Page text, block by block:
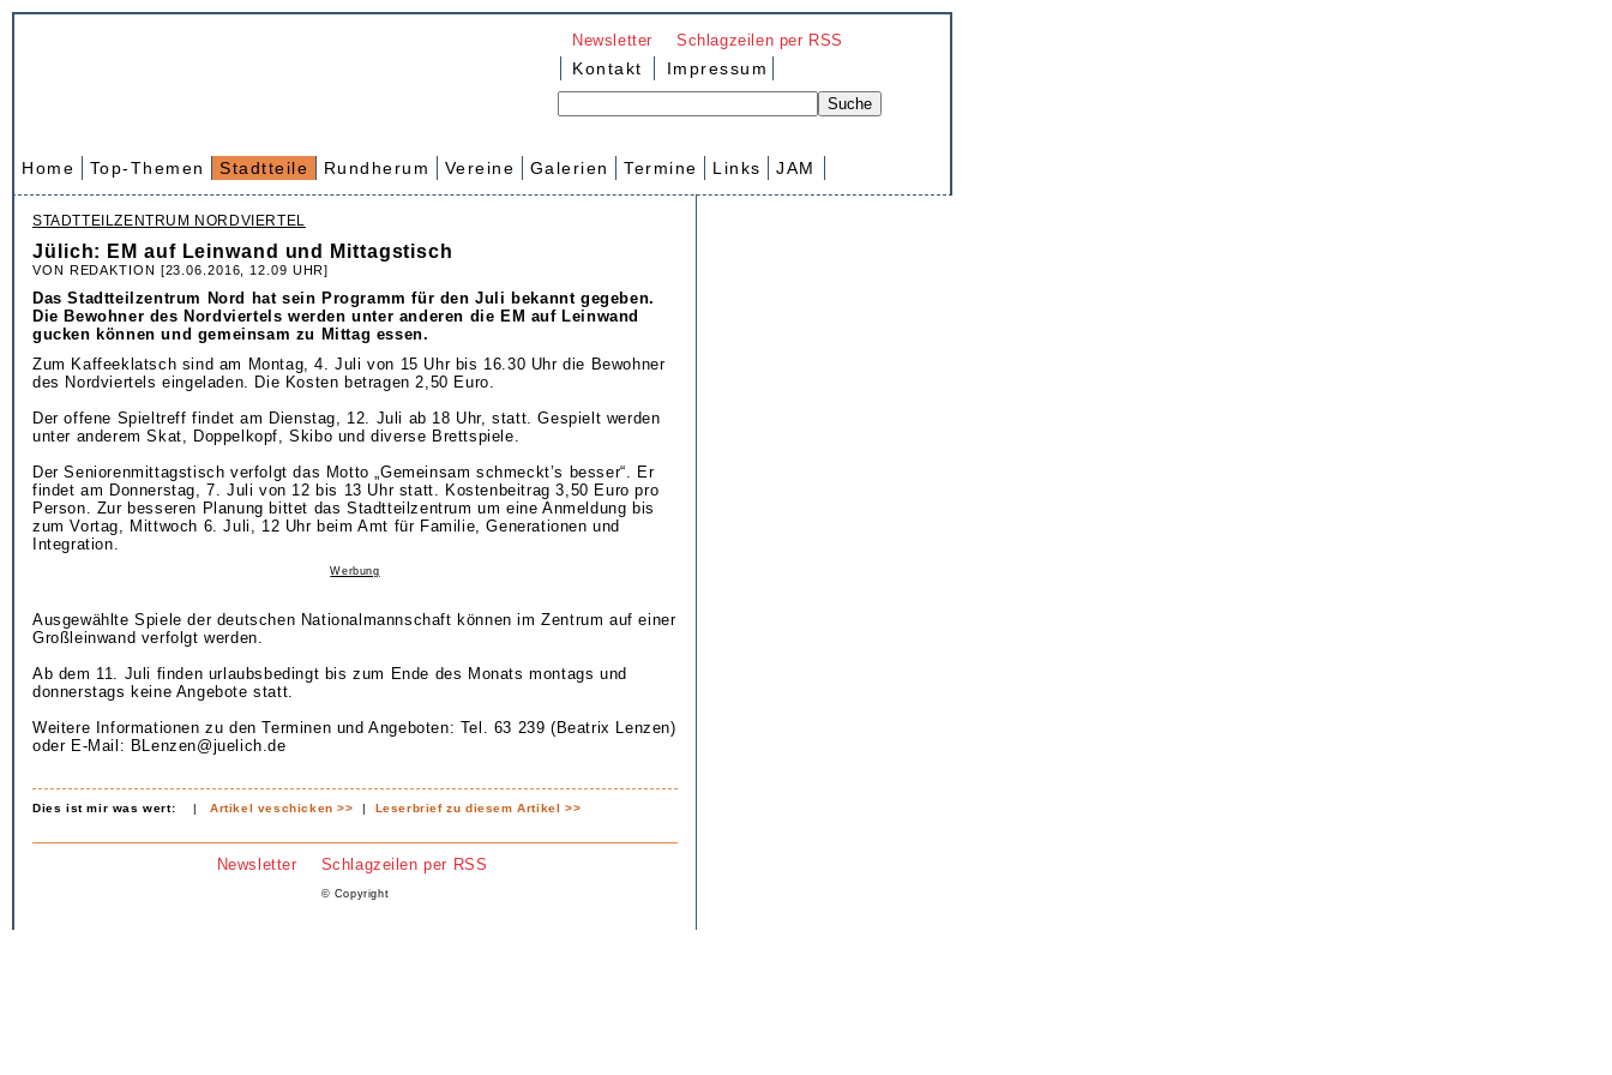
Newsletter Schlagzeilen per RSS
Kontakt Impressum
Home Top-Themen Stadtteile Rundherum Vereine Galerien Termine Links JAM
STADTTEILZENTRUM NORDVIERTEL
Jülich: EM auf Leinwand und Mittagstisch
VON REDAKTION [23.06.2016, 12.09 UHR]
Das Stadtteilzentrum Nord hat sein Programm für den Juli bekannt gegeben.
Die Bewohner des Nordviertels werden unter anderen die EM auf Leinwand
gucken können und gemeinsam zu Mittag essen.
Zum Kaffeeklatsch sind am Montag, 4. Juli von 15 Uhr bis 16.30 Uhr die Bewohner
des Nordviertels eingeladen. Die Kosten betragen 2,50 Euro.
Der offene Spieltreff findet am Dienstag, 12. Juli ab 18 Uhr, statt. Gespielt werden
unter anderem Skat, Doppelkopf, Skibo und diverse Brettspiele.
Der Seniorenmittagstisch verfolgt das Motto „Gemeinsam schmeckt’s besser“. Er
findet am Donnerstag, 7. Juli von 12 bis 13 Uhr statt. Kostenbeitrag 3,50 Euro pro
Person. Zur besseren Planung bittet das Stadtteilzentrum um eine Anmeldung bis
zum Vortag, Mittwoch 6. Juli, 12 Uhr beim Amt für Familie, Generationen und
Integration.
Werbung
Ausgewählte Spiele der deutschen Nationalmannschaft können im Zentrum auf einer
Großleinwand verfolgt werden.
Ab dem 11. Juli finden urlaubsbedingt bis zum Ende des Monats montags und
donnerstags keine Angebote statt.
Weitere Informationen zu den Terminen und Angeboten: Tel. 63 239 (Beatrix Lenzen)
oder E-Mail: BLenzen@juelich.de
Dies ist mir was wert: |Artikel veschicken >> | Leserbrief zu diesem Artikel >>
Newsletter Schlagzeilen per RSS
© Copyright